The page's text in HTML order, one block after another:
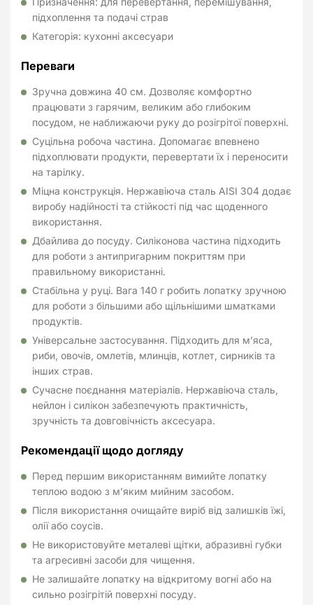
підхоплення та подачі страв
Категорія: кухонні аксесуари
Переваги
Зручна довжина 40 см. Дозволяє комфортно
працювати з гарячим, великим або глибоким
посудом, не наближаючи руку до розігрітої поверхні.
Суцільна робоча частина. Допомагає впевнено
підхоплювати продукти, перевертати їх і переносити
на тарілку.
Міцна конструкція. Нержавіюча сталь AISI 304 додає
виробу надійності та стійкості під час щоденного
використання.
Дбайлива до посуду. Силіконова частина підходить
для роботи з антипригарним покриттям при
правильному використанні.
Стабільна у руці. Вага 140 г робить лопатку зручною
для роботи з більшими або щільнішими шматками
продуктів.
Універсальне застосування. Підходить для м’яса,
риби, овочів, омлетів, млинців, котлет, сирників та
інших страв.
Сучасне поєднання матеріалів. Нержавіюча сталь,
нейлон і силікон забезпечують практичність,
зручність та довговічність аксесуара.
Рекомендації щодо догляду
Перед першим використанням вимийте лопатку
теплою водою з м’яким мийним засобом.
Після використання очищайте виріб від залишків їжі,
олії або соусів.
Не використовуйте металеві щітки, абразивні губки
та агресивні засоби для чищення.
Не залишайте лопатку на відкритому вогні або на
сильно розігрітій поверхні посуду.